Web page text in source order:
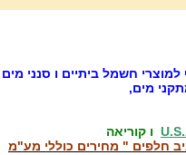
חשמל ביתיים ו סנני מים
מים,
ו קוריאה
חלפים " מחירים כוללי מע"מ